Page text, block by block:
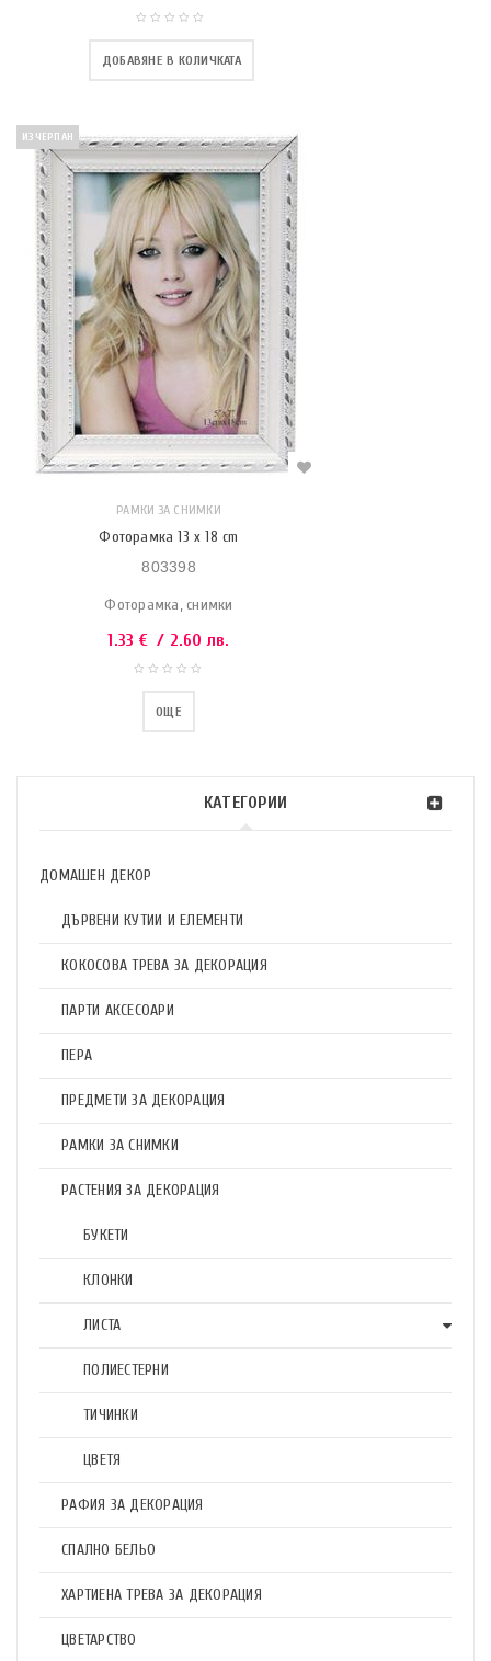
КАТЕГОРИИ
ДОМАШЕН ДЕКОР
ДЪРВЕНИ КУТИИ И ЕЛЕМЕНТИ
КОКОСОВА ТРЕВА ЗА ДЕКОРАЦИЯ
ПАРТИ АКСЕСОАРИ
ПЕРА
ПРЕДМЕТИ ЗА ДЕКОРАЦИЯ
РАМКИ ЗА СНИМКИ
РАСТЕНИЯ ЗА ДЕКОРАЦИЯ
БУКЕТИ
КЛОНКИ
ЛИСТА
ПОЛИЕСТЕРНИ
ТИЧИНКИ
ЦВЕТЯ
РАФИЯ ЗА ДЕКОРАЦИЯ
СПАЛНО БЕЛЬО
ХАРТИЕНА ТРЕВА ЗА ДЕКОРАЦИЯ
ЦВЕТАРСТВО
ДОБАВЯНЕ В КОЛИЧКАТА
ИЗЧЕРПАН
РАМКИ ЗА СНИМКИ
Фоторамка 13 x 18 cm
803398
Фоторамка, снимки
1.33 € / 2.60 лв.
ОЩЕ